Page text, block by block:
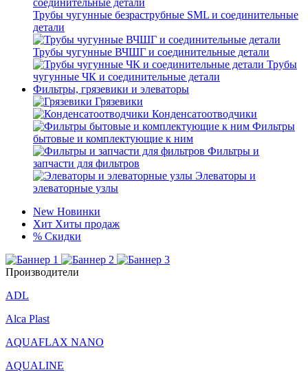
Трубы чугунные безраструбные SML и соединительные
детали
Трубы чугунные ВЧШГ и соединительные детали
Трубы
чугунные ЧК и соединительные детали
Фильтры, грязевики и элеваторы
Грязевики
Конденсатоотводчики
Фильтры
бытовые и комплектующие к ним
Фильтры и
запчасти для фильтров
Элеваторы и
элеваторные узлы
New Новинки
Хит Хиты продаж
% Скидки
Производители
ADL
Alca Plast
AQUAFLAX NANO
AQUALINE